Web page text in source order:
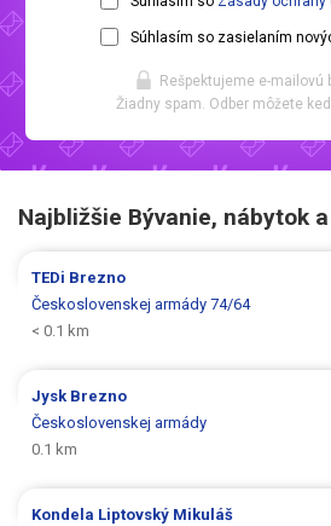
Súhlasím so zasielaním
Rešpektujeme e-mailovú
Žiadny spam. Odber môžete
Najbližšie Bývanie, nábytok
TEDi Brezno
Československej armády 74/64
< 0.1 km
Jysk Brezno
Československej armády
0.1 km
Kondela Liptovský Mikuláš